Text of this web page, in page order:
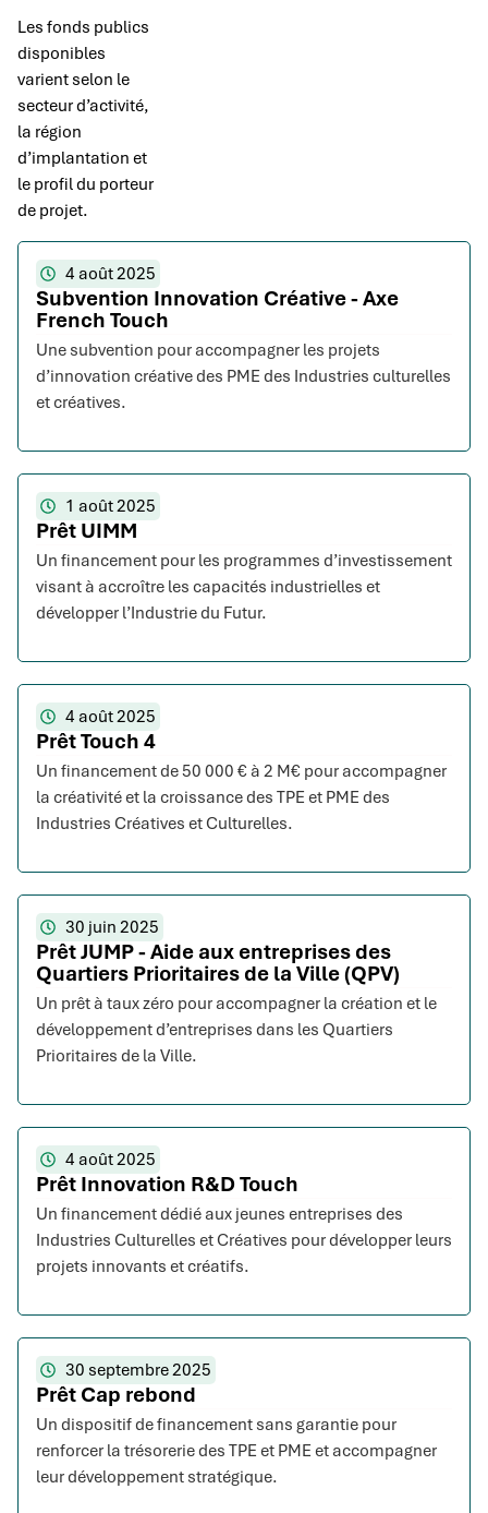
Les fonds publics
disponibles
varient selon le
secteur d’activité,
la région
d’implantation et
le profil du porteur
de projet.
4 août 2025
Subvention Innovation Créative - Axe
French Touch
Une subvention pour accompagner les projets
d’innovation créative des PME des Industries culturelles
et créatives.
1 août 2025
Prêt UIMM
Un financement pour les programmes d’investissement
visant à accroître les capacités industrielles et
développer l’Industrie du Futur.
4 août 2025
Prêt Touch 4
Un financement de 50 000 € à 2 M€ pour accompagner
la créativité et la croissance des TPE et PME des
Industries Créatives et Culturelles.
30 juin 2025
Prêt JUMP - Aide aux entreprises des
Quartiers Prioritaires de la Ville (QPV)
Un prêt à taux zéro pour accompagner la création et le
développement d’entreprises dans les Quartiers
Prioritaires de la Ville.
4 août 2025
Prêt Innovation R&D Touch
Un financement dédié aux jeunes entreprises des
Industries Culturelles et Créatives pour développer leurs
projets innovants et créatifs.
30 septembre 2025
Prêt Cap rebond
Un dispositif de financement sans garantie pour
renforcer la trésorerie des TPE et PME et accompagner
leur développement stratégique.